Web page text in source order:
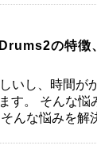
の特徴
いし、時間が
す。 そんな悩
んな悩みを